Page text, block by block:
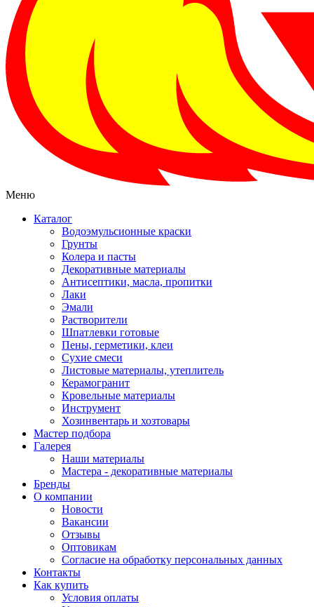
Меню
Каталог
Водоэмульсионные краски
Грунты
Колера и пасты
Декоративные материалы
Антисептики, масла, пропитки
Лаки
Эмали
Растворители
Шпатлевки готовые
Пены, герметики, клеи
Сухие смеси
Листовые материалы, утеплитель
Керамогранит
Кровельные материалы
Инструмент
Хозинвентарь и хозтовары
Мастер подбора
Галерея
Наши материалы
Мастера - декоративные материалы
Бренды
О компании
Новости
Вакансии
Отзывы
Оптовикам
Cогласие на обработку персональных данных
Контакты
Как купить
Условия оплаты